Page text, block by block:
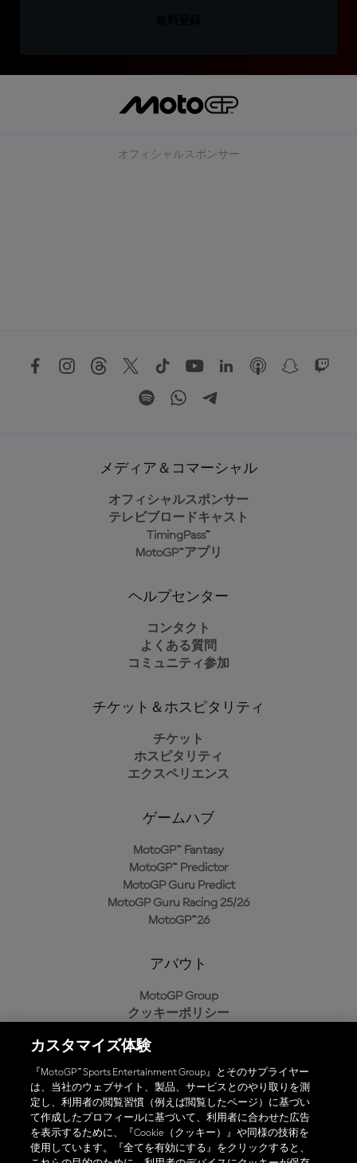
オフィシャルスポンサー
メディア＆コマーシャル
オフィシャルスポンサー
テレビブロードキャスト
TimingPass™
MotoGP™アプリ
ヘルプセンター
コンタクト
よくある質問
コミュニティ参加
チケット＆ホスピタリティ
チケット
ホスピタリティ
エクスペリエンス
ゲームハブ
MotoGP™ Fantasy
MotoGP™ Predictor
MotoGP Guru Predict
MotoGP Guru Racing 25/26
MotoGP™26
アバウト
MotoGP Group
クッキーポリシー
プライバシーポリシー
購入ポリシー
オフィシャルアプリ
カスタマイズ体験
『MotoGP™ Sports Entertainment Group』とそのサプライヤー
は、当社のウェブサイト、製品、サービスとのやり取りを測
定し、利用者の閲覧習慣（例えば閲覧したページ）に基づい
て作成したプロフィールに基づいて、利用者に合わせた広告
を表示するために、『Cookie（クッキー）』や同様の技術を
使用しています。『全てを有効にする』をクリックすると、